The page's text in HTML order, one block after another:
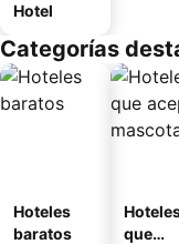
Hotel
Categorías
Hoteles
baratos
que